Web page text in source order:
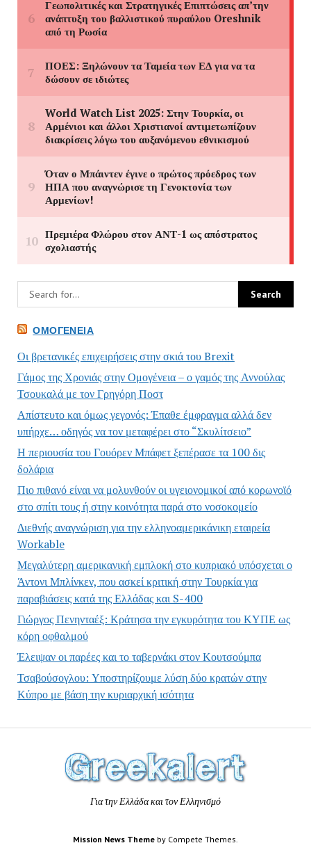
ΟΜΟΓΈΝΕΙΑ
Οι βρετανικές επιχειρήσεις στην σκιά του Brexit
Γάμος της Χρονιάς στην Ομογένεια – ο γαμός της Αννούλας
Τσουκαλά με τον Γρηγόρη Ποστ
Απίστευτο και όμως γεγονός: Έπαθε έμφραγμα αλλά δεν
υπήρχε… οδηγός να τον μεταφέρει στο “Σκυλίτσειο”
Η περιουσία του Γουόρεν Μπάφετ ξεπέρασε τα 100 δις
δολάρια
Πιο πιθανό είναι να μολυνθούν οι υγειονομικοί από κορωνοϊό
στο σπίτι τους ή στην κοινότητα παρά στο νοσοκομείο
Διεθνής αναγνώριση για την ελληνοαμερικάνικη εταιρεία
Workable
Μεγαλύτερη αμερικανική εμπλοκή στο κυπριακό υπόσχεται ο
Άντονι Μπλίνκεν, που ασκεί κριτική στην Τουρκία για
παραβιάσεις κατά της Ελλάδας και S-400
Γιώργος Πενηνταέξ: Κράτησα την εγκυρότητα του ΚΥΠΕ ως
κόρη οφθαλμού
Έλειψαν οι παρέες και το ταβερνάκι στον Κουτσούμπα
Τσαβούσογλου: Υποστηρίζουμε λύση δύο κρατών στην
Κύπρο με βάση την κυριαρχική ισότητα
Για την Ελλάδα και τον Ελληνισμό
Mission News Theme by Compete Themes.